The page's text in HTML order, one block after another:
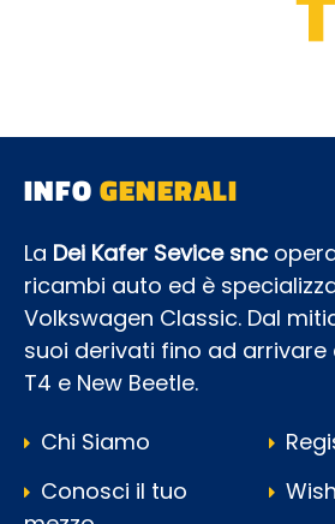
INFOGENERALI
La Dei Kafer Sevice snc
ricambi auto ed è
Volkswagen Classic. Dal
suoi derivati fino ad arrivare
T4 e New Beetle.
Chi Siamo
Conosci il tuo